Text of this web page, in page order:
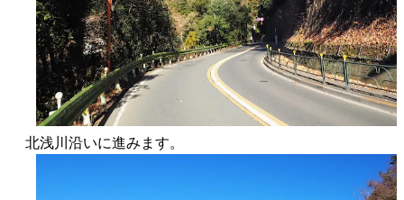
北浅川沿いに進みます。